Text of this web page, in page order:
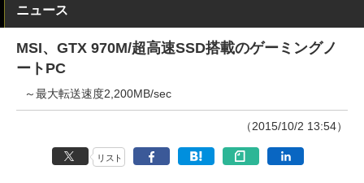
ニュース
MSI、GTX 970M/超高速SSD搭載のゲーミングノ
ートPC
～最大転送速度2,200MB/sec
（2015/10/2 13:54）
リスト